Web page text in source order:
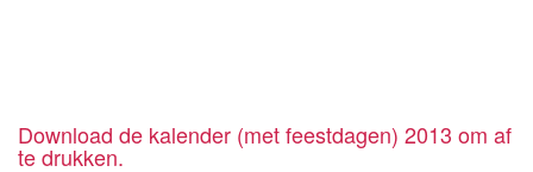
Download de kalender (met feestdagen) 2013 om af
te drukken.